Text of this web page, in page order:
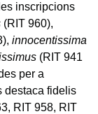
inscripcions
(RIT 960),
innocentissima
(RIT 941
per a
destaca fidelis
RIT 958, RIT